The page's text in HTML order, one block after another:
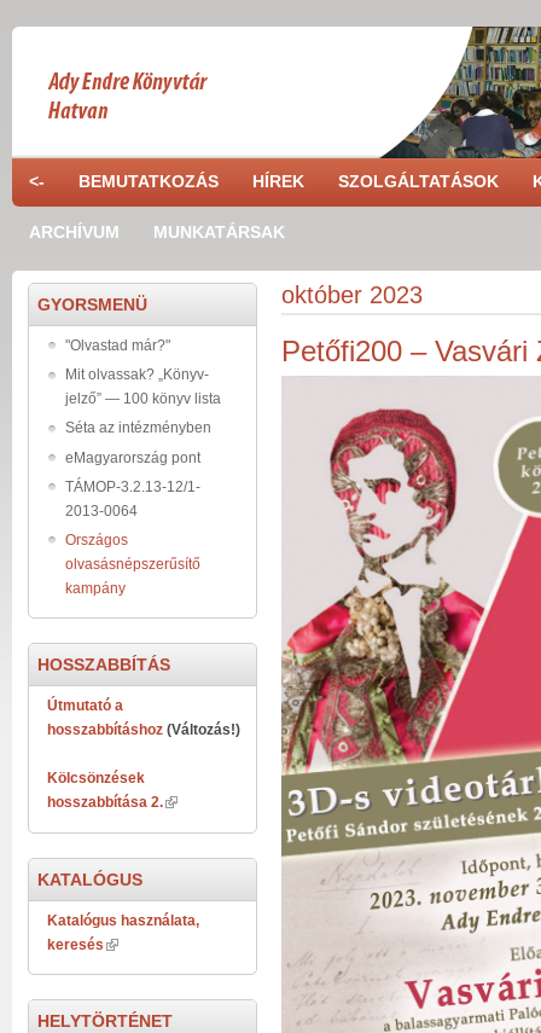
<- BEMUTATKOZÁS HÍREK SZOLGÁLTATÁSOK
ARCHÍVUM MUNKATÁRSAK
október 2023
Petőfi200 – Vasvári
GYORSMENÜ
"Olvastad már?"
Mit olvassak? „Könyv-
jelző” — 100 könyv lista
Séta az intézményben
eMagyarország pont
TÁMOP-3.2.13-12/1-
2013-0064
Országos
olvasásnépszerűsítő
kampány
HOSSZABBÍTÁS
Útmutató a
hosszabbításhoz (Változás!)
Kölcsönzések
hosszabbítása 2.
KATALÓGUS
Katalógus használata,
keresés
HELYTÖRTÉNET